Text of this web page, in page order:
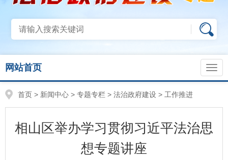
网站首页
首页 > 新闻中心 > 专题专栏 > 法治政府建设 > 工作推进
相山区举办学习贯彻习近平法治思
想专题讲座